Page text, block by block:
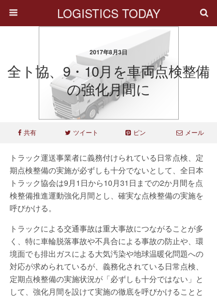
LOGISTICS TODAY
2017年8月3日
全ト協、9・10月を車両点検整備
の強化月間に
共有 ツイート ピン メール
トラック運送事業者に義務付けられている日常点検、定
期点検整備の実施が必ずしも十分でないとして、全日本
トラック協会は9月1日から10月31日までの2か月間を点
検整備推進運動強化月間とし、確実な点検整備の実施を
呼びかける。
トラックによる交通事故は重大事故につながることが多
く、特に車輪脱落事故や不具合による事故の防止や、環
境面でも排出ガスによる大気汚染や地球温暖化問題への
対応が求められているが、義務化されている日常点検、
定期点検整備の実施状況が「必ずしも十分ではない」と
して、強化月間を設けて実施の徹底を呼びかけることと